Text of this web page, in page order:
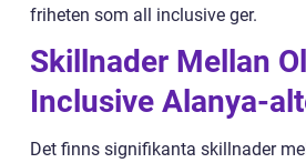
friheten som all inclusive ger.
Skillnader Mellan
Inclusive Alanya-
Det finns signifikanta skillnader